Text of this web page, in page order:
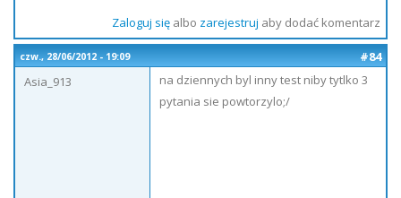
Zaloguj sięalbo zarejestruj aby dodać komentarz
czw., 28/06/2012 - 19:09
#84
Asia_913
na dziennych byl inny test niby tytlko 3
pytania sie powtorzylo;/